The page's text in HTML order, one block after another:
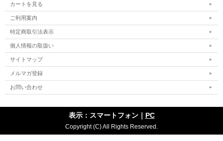
カートを見る
ご利用案内
特定商取引法表示
個人情報の取扱い
サイトマップ
メルマガ登録
お問い合わせ
表示：スマートフォン｜ PC
Copyright (C) All Rights Reserved.